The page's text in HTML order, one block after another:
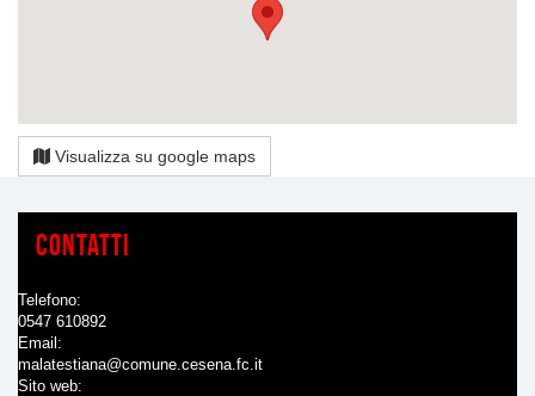
Visualizza su google maps
Contatti
Telefono
0547 610892
Email
malatestiana@comune.cesena.fc.it
Sito web